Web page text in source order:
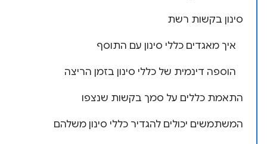
סינון בקשות רשת
איך מאגדים כללי סינון עם התוסף
הוספה דינמית של כללי סינון בזמן הריצה
התאמת כללים על סמך בקשות שנצפו
המשתמשים יכולים להגדיר כללי סינון משלהם